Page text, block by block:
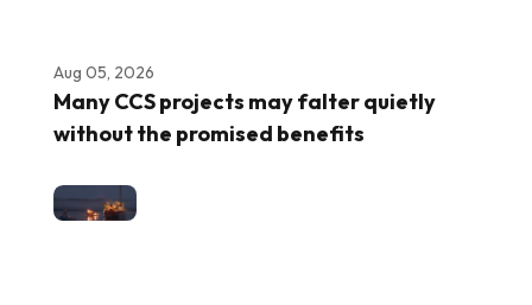
Aug 05, 2026
Many CCS projects may falter quietly
without the promised benefits